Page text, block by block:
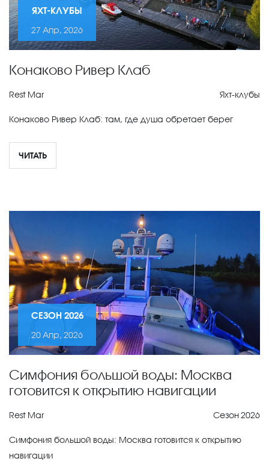
ЯХТ-КЛУБЫ
27 Апр, 2026
Конаково Ривер Клаб
Rest Mar Яхт-клубы
Конаково Ривер Клаб: там, где душа обретает берег
ЧИТАТЬ
СЕЗОН 2026
20 Апр, 2026
Симфония большой воды: Москва
готовится к открытию навигации
Rest Mar Сезон 2026
Симфония большой воды: Москва готовится к открытию
навигации